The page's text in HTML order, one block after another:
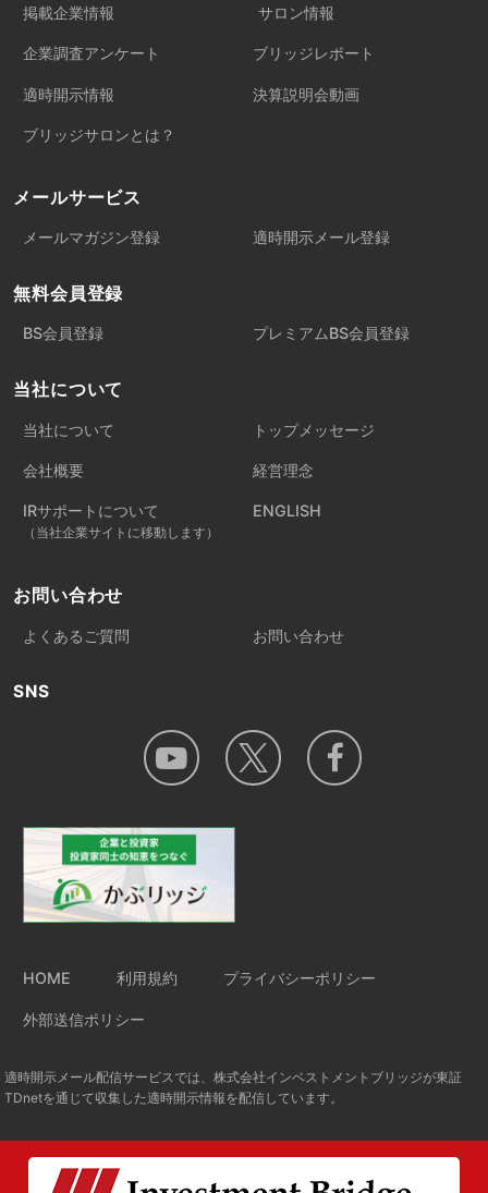
掲載企業情報 サロン情報
企業調査アンケート ブリッジレポート
適時開示情報 決算説明会動画
ブリッジサロンとは？
メールサービス
メールマガジン登録 適時開示メール登録
無料会員登録
BS会員登録 プレミアムBS会員登録
当社について
当社について トップメッセージ
会社概要 経営理念
IRサポートについて
（当社企業サイトに移動します）
ENGLISH
お問い合わせ
よくあるご質問 お問い合わせ
SNS
HOME 利用規約 プライバシーポリシー
外部送信ポリシー
適時開示メール配信サービスでは、株式会社インベストメントブリッジが東証
TDnetを通じて収集した適時開示情報を配信しています。